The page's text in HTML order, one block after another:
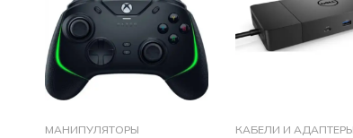
МАНИПУЛЯТОРЫ КАБЕЛИ И АДАПТЕРЫ